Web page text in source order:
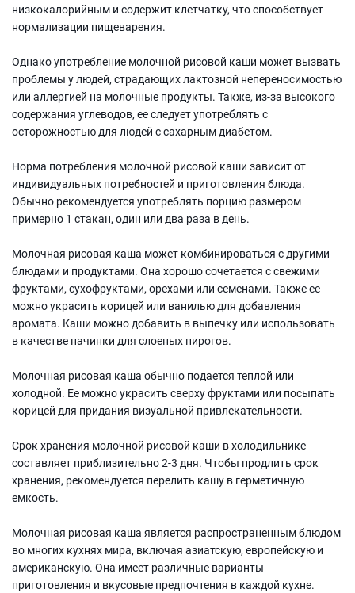
низкокалорийным и содержит клетчатку, что способствует
нормализации пищеварения.
Однако употребление молочной рисовой каши может вызвать
проблемы у людей, страдающих лактозной непереносимостью
или аллергией на молочные продукты. Также, из-за высокого
содержания углеводов, ее следует употреблять с
осторожностью для людей с сахарным диабетом.
Норма потребления молочной рисовой каши зависит от
индивидуальных потребностей и приготовления блюда.
Обычно рекомендуется употреблять порцию размером
примерно 1 стакан, один или два раза в день.
Молочная рисовая каша может комбинироваться с другими
блюдами и продуктами. Она хорошо сочетается с свежими
фруктами, сухофруктами, орехами или семенами. Также ее
можно украсить корицей или ванилью для добавления
аромата. Каши можно добавить в выпечку или использовать
в качестве начинки для слоеных пирогов.
Молочная рисовая каша обычно подается теплой или
холодной. Ее можно украсить сверху фруктами или посыпать
корицей для придания визуальной привлекательности.
Срок хранения молочной рисовой каши в холодильнике
составляет приблизительно 2-3 дня. Чтобы продлить срок
хранения, рекомендуется перелить кашу в герметичную
емкость.
Молочная рисовая каша является распространенным блюдом
во многих кухнях мира, включая азиатскую, европейскую и
американскую. Она имеет различные варианты
приготовления и вкусовые предпочтения в каждой кухне.